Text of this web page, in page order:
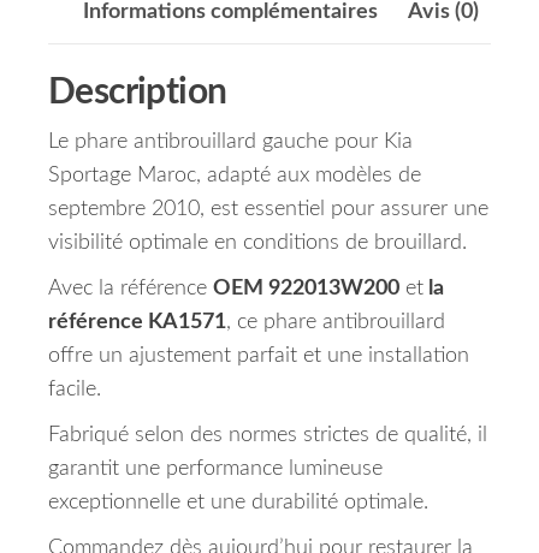
Informations complémentaires Avis (0)
Description
Le phare antibrouillard gauche pour Kia
Sportage Maroc, adapté aux modèles de
septembre 2010, est essentiel pour assurer une
visibilité optimale en conditions de brouillard.
Avec la référence OEM 922013W200 et la
référence KA1571, ce phare antibrouillard
offre un ajustement parfait et une installation
facile.
Fabriqué selon des normes strictes de qualité, il
garantit une performance lumineuse
exceptionnelle et une durabilité optimale.
Commandez dès aujourd’hui pour restaurer la